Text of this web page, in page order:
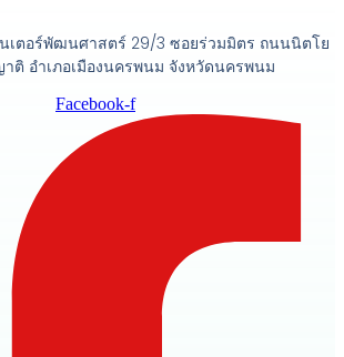
เตอร์พัฒนศาสตร์ 29/3 ซอยร่วมมิตร ถนนนิตโย
ติ อำเภอเมืองนครพนม จังหวัดนครพนม
Facebook-f